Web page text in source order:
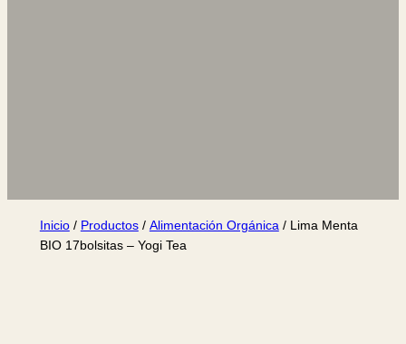
Inicio/ Productos/ Alimentación Orgánica / Lima Menta
BIO 17bolsitas – Yogi Tea